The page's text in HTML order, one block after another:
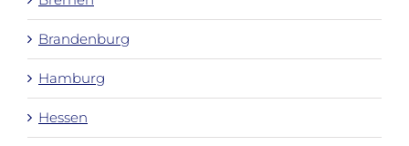
Brandenburg
Hamburg
Hessen